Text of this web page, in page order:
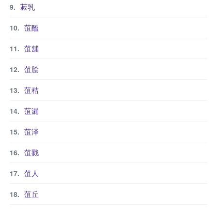
菽乳
菹醢
菹舖
菹脍
菹秸
菹漏
菹泽
菹戮
菹人
菹丘